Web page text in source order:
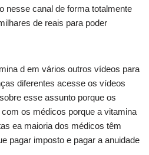
nesse canal de forma totalmente
de reais para poder
d em vários outros vídeos para
diferentes acesse os vídeos
esse assunto porque os
os médicos porque a vitamina
ea maioria dos médicos têm
pagar imposto e pagar a anuidade